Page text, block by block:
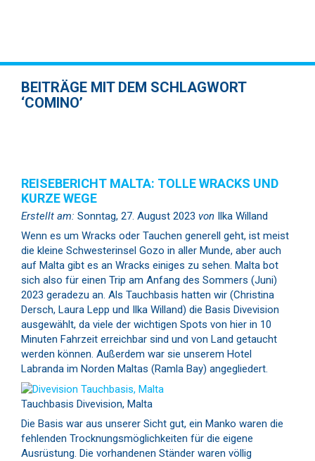
BEITRÄGE MIT DEM SCHLAGWORT
‘COMINO’
REISEBERICHT MALTA: TOLLE WRACKS UND
KURZE WEGE
Erstellt am: Sonntag, 27. August 2023 von Ilka Willand
Wenn es um Wracks oder Tauchen generell geht, ist meist
die kleine Schwesterinsel Gozo in aller Munde, aber auch
auf Malta gibt es an Wracks einiges zu sehen. Malta bot
sich also für einen Trip am Anfang des Sommers (Juni)
2023 geradezu an. Als Tauchbasis hatten wir (Christina
Dersch, Laura Lepp und Ilka Willand) die Basis Divevision
ausgewählt, da viele der wichtigen Spots von hier in 10
Minuten Fahrzeit erreichbar sind und von Land getaucht
werden können. Außerdem war sie unserem Hotel
Labranda im Norden Maltas (Ramla Bay) angegliedert.
Tauchbasis Divevision, Malta
Die Basis war aus unserer Sicht gut, ein Manko waren die
fehlenden Trocknungsmöglichkeiten für die eigene
Ausrüstung. Die vorhandenen Ständer waren völlig